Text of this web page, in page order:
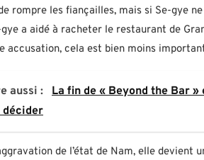
rompre les fiançailles, mais si Se-gye
a aidé à racheter le restaurant de
accusation, cela est bien moins
aussi :
La fin de « Beyond the Bar
décider
de l’état de Nam, elle devient